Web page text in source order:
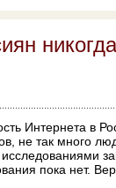
Интернета в
не так много
пока нет.